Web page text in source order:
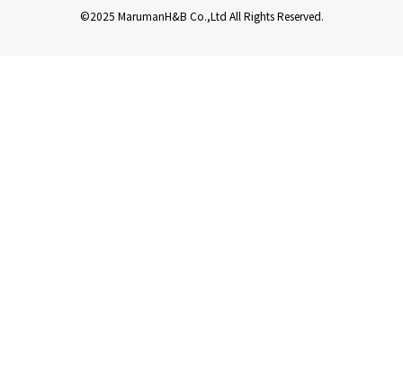
©2025 MarumanH&B Co.,Ltd All Rights Reserved.